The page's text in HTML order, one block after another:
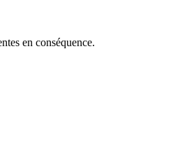
en conséquence.